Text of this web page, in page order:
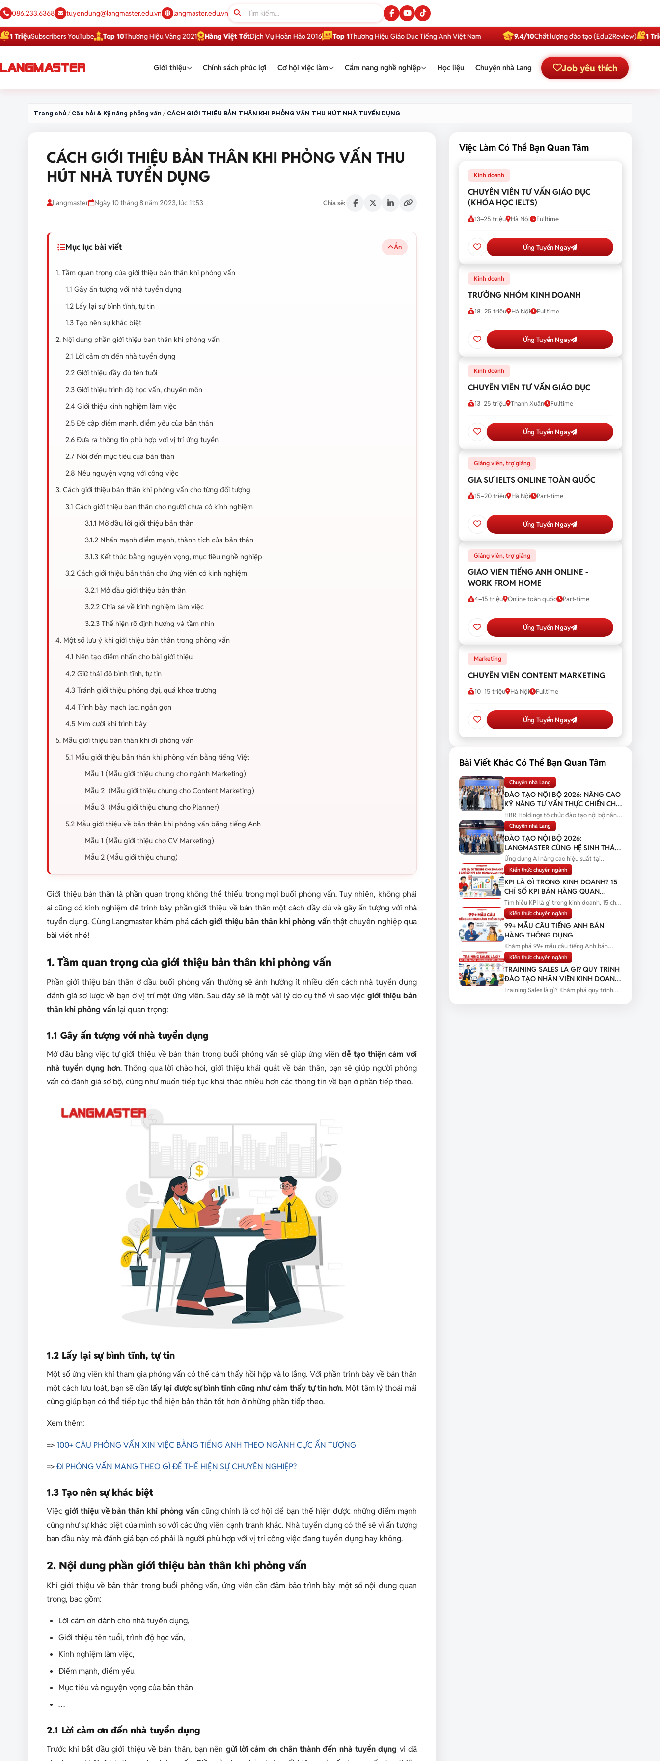
086.233.6368 tuyendung@langmaster.edu.vn langmaster.edu.vn
Subscribers YouTube Top 10Thương Hiệu Vàng 2021 Hàng Việt TốtDịch Vụ Hoàn Hảo 2016 Top 1Thương Hiệu Giáo Dục Tiếng Anh Việt Nam 9.4/10Chất lượng đào tạo (Edu2Review) 1 Triệu
Giới thiệu Chính sách phúc lợi Cơ hội việc làm Cẩm nang nghề nghiệp Học liệu Chuyện nhà Lang Job yêu thích
Trang chủ / Câu hỏi & Kỹ năng phỏng vấn / CÁCH GIỚI THIỆU BẢN THÂN KHI PHỎNG VẤN THU HÚT NHÀ TUYỂN DỤNG
CÁCH GIỚI THIỆU BẢN THÂN KHI PHỎNG VẤN THU
HÚT NHÀ TUYỂN DỤNG
Langmaster Ngày 10 tháng 8 năm 2023, lúc 11:53 Chia sẻ:
Mục lục bài viết Ẩn
1. Tầm quan trọng của giới thiệu bản thân khi phỏng vấn
1.1 Gây ấn tượng với nhà tuyển dụng
1.2 Lấy lại sự bình tĩnh, tự tin
1.3 Tạo nên sự khác biệt
2. Nội dung phần giới thiệu bản thân khi phỏng vấn
2.1 Lời cảm ơn đến nhà tuyển dụng
2.2 Giới thiệu đầy đủ tên tuổi
2.3 Giới thiệu trình độ học vấn, chuyên môn
2.4 Giới thiệu kinh nghiệm làm việc
2.5 Đề cập điểm mạnh, điểm yếu của bản thân
2.6 Đưa ra thông tin phù hợp với vị trí ứng tuyển
2.7 Nói đến mục tiêu của bản thân
2.8 Nêu nguyện vọng với công việc
3. Cách giới thiệu bản thân khi phỏng vấn cho từng đối tượng
3.1 Cách giới thiệu bản thân cho người chưa có kinh nghiệm
3.1.1 Mở đầu lời giới thiệu bản thân
3.1.2 Nhấn mạnh điểm mạnh, thành tích của bản thân
3.1.3 Kết thúc bằng nguyện vọng, mục tiêu nghề nghiệp
3.2 Cách giới thiệu bản thân cho ứng viên có kinh nghiệm
3.2.1 Mở đầu giới thiệu bản thân
3.2.2 Chia sẻ về kinh nghiệm làm việc
3.2.3 Thể hiện rõ định hướng và tầm nhìn
4. Một số lưu ý khi giới thiệu bản thân trong phỏng vấn
4.1 Nên tạo điểm nhấn cho bài giới thiệu
4.2 Giữ thái độ bình tĩnh, tự tin
4.3 Tránh giới thiệu phóng đại, quá khoa trương
4.4 Trình bày mạch lạc, ngắn gọn
4.5 Mỉm cười khi trình bày
5. Mẫu giới thiệu bản thân khi đi phỏng vấn
5.1 Mẫu giới thiệu bản thân khi phỏng vấn bằng tiếng Việt
Mẫu 1 (Mẫu giới thiệu chung cho ngành Marketing)
Mẫu 2 (Mẫu giới thiệu chung cho Content Marketing)
Mẫu 3 (Mẫu giới thiệu chung cho Planner)
5.2 Mẫu giới thiệu về bản thân khi phỏng vấn bằng tiếng Anh
Mẫu 1 (Mẫu giới thiệu cho CV Marketing)
Mẫu 2 (Mẫu giới thiệu chung)
Giới thiệu bản thân là phần quan trọng không thể thiếu trong mọi buổi phỏng vấn. Tuy nhiên, không phải
ai cũng có kinh nghiệm để trình bày phần giới thiệu về bản thân một cách đầy đủ và gây ấn tượng với nhà
tuyển dụng. Cùng Langmaster khám phácách giới thiệu bản thân khi phỏng vấnthật chuyên nghiệp qua
bài viết nhé!
1. Tầm quan trọng của giới thiệu bản thân khi phỏng vấn
Phần giới thiệu bản thân ở đầu buổi phỏng vấn thường sẽ ảnh hưởng ít nhiều đến cách nhà tuyển dụng
đánh giá sơ lược về bạn ở vị trí một ứng viên. Sau đây sẽ là một vài lý do cụ thể vì sao việc giới thiệu bản
thân khi phỏng vấn lại quan trọng:
1.1 Gây ấn tượng với nhà tuyển dụng
Mở đầu bằng việc tự giới thiệu về bản thân trong buổi phỏng vấn sẽ giúp ứng viên dễ tạo thiện cảm với
nhà tuyển dụng hơn. Thông qua lời chào hỏi, giới thiệu khái quát về bản thân, bạn sẽ giúp người phỏng
vấn có đánh giá sơ bộ, cũng như muốn tiếp tục khai thác nhiều hơn các thông tin về bạn ở phần tiếp theo.
1.2 Lấy lại sự bình tĩnh, tự tin
Một số ứng viên khi tham gia phỏng vấn có thể cảm thấy hồi hộp và lo lắng. Với phần trình bày về bản thân
một cách lưu loát, bạn sẽ dầnlấy lại được sự bình tĩnh cũng như cảm thấy tự tin hơn. Một tâm lý thoải mái
cũng giúp bạn có thể tiếp tục thể hiện bản thân tốt hơn ở những phần tiếp theo.
Xem thêm:
=> 100+ CÂU PHỎNG VẤN XIN VIỆC BẰNG TIẾNG ANH THEO NGÀNH CỰC ẤN TƯỢNG
=>ĐI PHỎNG VẤN MANG THEO GÌ ĐỂ THỂ HIỆN SỰ CHUYÊN NGHIỆP?
1.3 Tạo nên sự khác biệt
Việc giới thiệu về bản thân khi phỏng vấncũng chính là cơ hội để bạn thể hiện được những điểm mạnh
cũng như sự khác biệt của mình so với các ứng viên cạnh tranh khác. Nhà tuyển dụng có thể sẽ vì ấn tượng
ban đầu này mà đánh giá bạn có phải là người phù hợp với vị trí công việc đang tuyển dụng hay không.
2. Nội dung phần giới thiệu bản thân khi phỏng vấn
Khi giới thiệu về bản thân trong buổi phỏng vấn, ứng viên cần đảm bảo trình bày một số nội dung quan
trọng, bao gồm:
Lời cảm ơn dành cho nhà tuyển dụng,
Giới thiệu tên tuổi, trình độ học vấn,
Kinh nghiệm làm việc,
Điểm mạnh, điểm yếu
Mục tiêu và nguyện vọng của bản thân
…
2.1 Lời cảm ơn đến nhà tuyển dụng
Trước khi bắt đầu giới thiệu về bản thân, bạn nên gửi lời cảm ơn chân thành đến nhà tuyển dụng vì đã
Việc Làm Có Thể Bạn Quan Tâm
Kinh doanh
CHUYÊN VIÊN TƯ VẤN GIÁO DỤC
(KHÓA HỌC IELTS)
13–25 triệu Hà Nội Fulltime
Ứng Tuyển Ngay
Kinh doanh
TRƯỞNG NHÓM KINH DOANH
18–25 triệu Hà Nội Fulltime
Ứng Tuyển Ngay
Kinh doanh
CHUYÊN VIÊN TƯ VẤN GIÁO DỤC
13–25 triệu Thanh Xuân Fulltime
Ứng Tuyển Ngay
Giảng viên, trợ giảng
GIA SƯ IELTS ONLINE TOÀN QUỐC
15–20 triệu Hà Nội Part-time
Ứng Tuyển Ngay
Giảng viên, trợ giảng
GIÁO VIÊN TIẾNG ANH ONLINE -
WORK FROM HOME
4–15 triệu Online toàn quốc Part-time
Ứng Tuyển Ngay
Marketing
CHUYÊN VIÊN CONTENT MARKETING
10–15 triệu Hà Nội Fulltime
Ứng Tuyển Ngay
Bài Viết Khác Có Thể Bạn Quan Tâm
Chuyện nhà Lang
ĐÀO TẠO NỘI BỘ 2026: NÂNG CAO
KỸ NĂNG TƯ VẤN THỰC CHIẾN CHO
ĐỘI NGŨ SALES
HBR Holdings tổ chức đào tạo nội bộ nâng
cao kỹ năng tư vấn thực chiến...
Chuyện nhà Lang
ĐÀO TẠO NỘI BỘ 2026:
LANGMASTER CÙNG HỆ SINH THÁI
HBR HOLDINGS NÂNG CAO NĂNG
LỰC ỨNG DỤNG AI
Ứng dụng AI nâng cao hiệu suất tại
Langmaster qua chương trình đào tạo...
Kiến thức chuyên ngành
KPI LÀ GÌ TRONG KINH DOANH? 15
CHỈ SỐ KPI BÁN HÀNG QUAN
TRỌNG
Tìm hiểu KPI là gì trong kinh doanh, 15 chỉ
số KPI bán hàng quan trọng...
Kiến thức chuyên ngành
99+ MẪU CÂU TIẾNG ANH BÁN
HÀNG THÔNG DỤNG
Khám phá 99+ mẫu câu tiếng Anh bán
hàng thông dụng kèm tình huống thực...
Kiến thức chuyên ngành
TRAINING SALES LÀ GÌ? QUY TRÌNH
ĐÀO TẠO NHÂN VIÊN KINH DOANH
HIỆU QUẢ
Training Sales là gì? Khám phá quy trình